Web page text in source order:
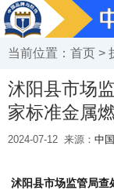
当前位置： 首页 >
沭阳县市场
家标准金属
2024-07-12 来源： 中
沭阳县市场监管局查